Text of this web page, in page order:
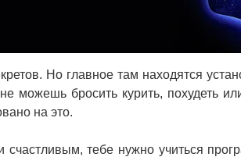
Но главное там находятся
можешь бросить курить, похудеть
на это.
тебе нужно учиться